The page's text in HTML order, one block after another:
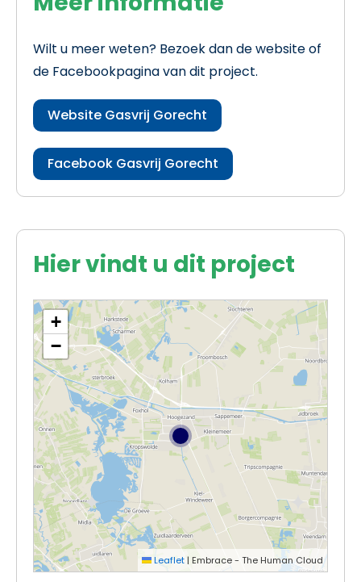
Wilt u meer weten? Bezoek dan de website of
de Facebookpagina van dit project.
Website Gasvrij Gorecht
Facebook Gasvrij Gorecht
Hier vindt u dit project
+
−
Leaflet | Embrace - The Human Cloud